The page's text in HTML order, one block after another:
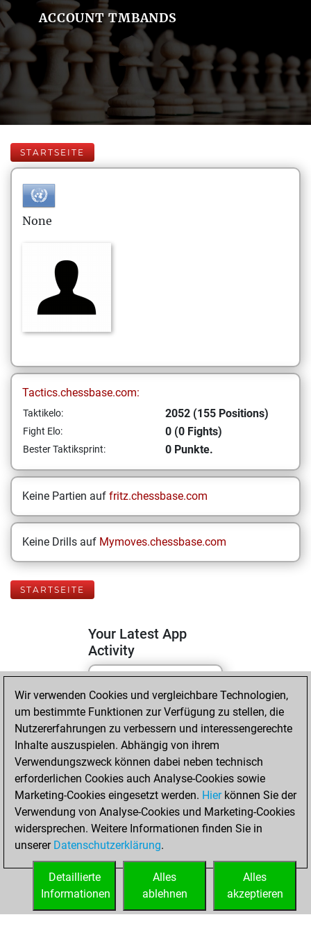
ACCOUNT TMBANDS
STARTSEITE
None
Tactics.chessbase.com:
Taktikelo: 2052 (155 Positions)
Fight Elo: 0 (0 Fights)
Bester Taktiksprint: 0 Punkte.
Keine Partien auf fritz.chessbase.com
Keine Drills auf Mymoves.chessbase.com
STARTSEITE
Your Latest App
Activity
Mittwoch, Mai 6,
2026
You totalled
155 tactics positions
Tactics
You
solved 108 tactics
positions
You achieved
tactics positions
Wir verwenden Cookies und vergleichbare Technologien,
um bestimmte Funktionen zur Verfügung zu stellen, die
Nutzererfahrungen zu verbessern und interessengerechte
Inhalte auszuspielen. Abhängig von ihrem
Verwendungszweck können dabei neben technisch
erforderlichen Cookies auch Analyse-Cookies sowie
Marketing-Cookies eingesetzt werden. Hierkönnen Sie der
Verwendung von Analyse-Cookies und Marketing-Cookies
widersprechen. Weitere Informationen finden Sie in
unserer Datenschutzerklärung.
Alles
akzeptieren
Alles
ablehnen
Detaillierte
Informationen